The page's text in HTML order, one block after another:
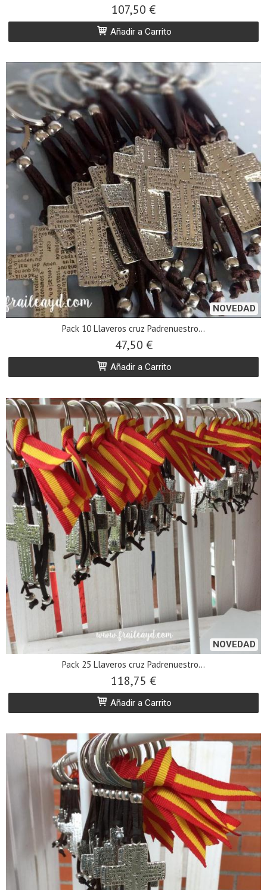
107,50 €
Añadir a Carrito
NOVEDAD
Pack 10 Llaveros cruz Padrenuestro...
47,50 €
Añadir a Carrito
NOVEDAD
Pack 25 Llaveros cruz Padrenuestro...
118,75 €
Añadir a Carrito